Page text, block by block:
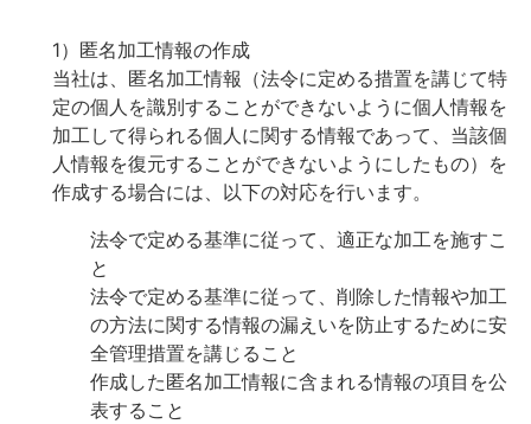
1）匿名加工情報の作成
当社は、匿名加工情報（法令に定める措置を講じて特
定の個人を識別することができないように個人情報を
加工して得られる個人に関する情報であって、当該個
人情報を復元することができないようにしたもの）を
作成する場合には、以下の対応を行います。
法令で定める基準に従って、適正な加工を施すこ
と
法令で定める基準に従って、削除した情報や加工
の方法に関する情報の漏えいを防止するために安
全管理措置を講じること
作成した匿名加工情報に含まれる情報の項目を公
表すること